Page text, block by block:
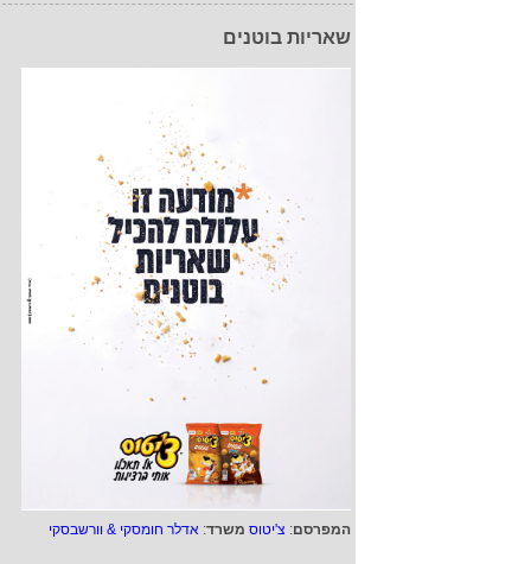
שאריות בוטנים
המפרסם: צ'יטוס משרד: אדלר חומסקי & וורשבסקי